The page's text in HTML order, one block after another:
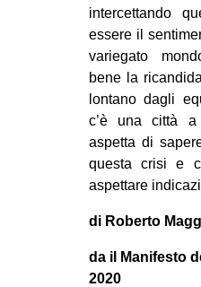
intercettando
essere il
variegato
bene la
lontano dagli
c’è una città
aspetta di
questa crisi e
aspettare
di Roberto
da il Manifesto
2020